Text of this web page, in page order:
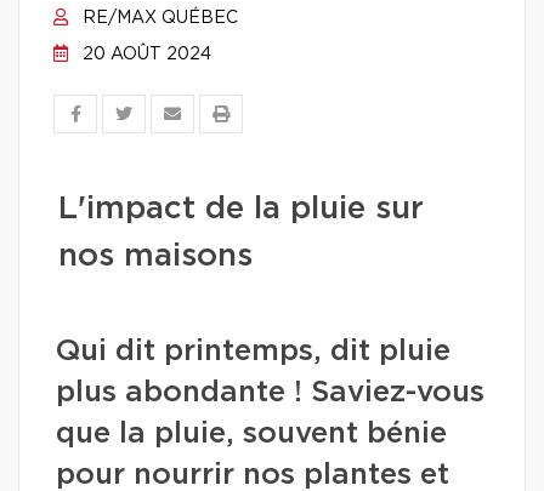
RE/MAX QUÉBEC
20 AOÛT 2024
L'impact de la pluie sur
nos maisons
Qui dit printemps, dit pluie
plus abondante ! Saviez-vous
que la pluie, souvent bénie
pour nourrir nos plantes et